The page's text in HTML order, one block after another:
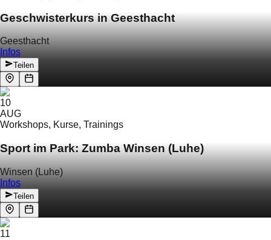
Geschwisterkurs in Geesthacht
Geesthacht
Infos
Teilen
10
AUG
Workshops, Kurse, Trainings
Sport im Park: Zumba Winsen (Luhe)
Winsen (Luhe)
Infos
Teilen
11